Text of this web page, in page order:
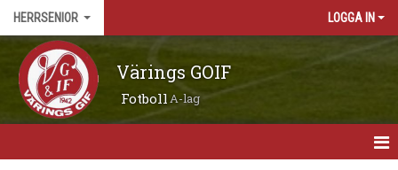
HERRSENIOR LOGGA IN
Värings GOIF
FotbollA-lag